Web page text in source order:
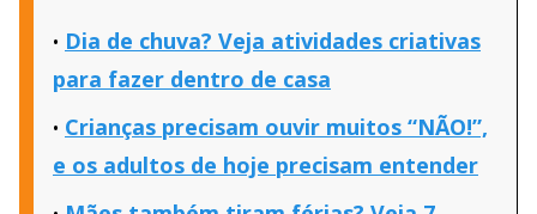
Dia de chuva? Veja atividades criativas
para fazer dentro de casa
Crianças precisam ouvir muitos “NÃO!”,
e os adultos de hoje precisam entender